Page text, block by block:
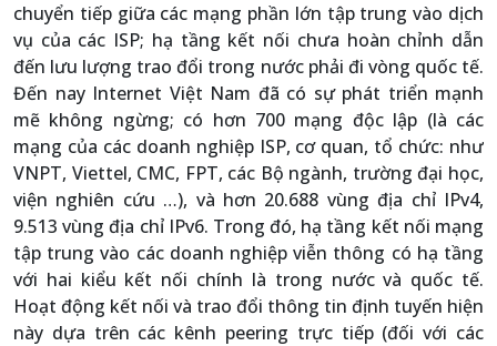
chuyển tiếp giữa các mạng phần lớn tập trung vào dịch
vụ của các ISP; hạ tầng kết nối chưa hoàn chỉnh dẫn
đến lưu lượng trao đổi trong nước phải đi vòng quốc tế.
Đến nay Internet Việt Nam đã có sự phát triển mạnh
mẽ không ngừng; có hơn 700 mạng độc lập (là các
mạng của các doanh nghiệp ISP, cơ quan, tổ chức: như
VNPT, Viettel, CMC, FPT, các Bộ ngành, trường đại học,
viện nghiên cứu …), và hơn 20.688 vùng địa chỉ IPv4,
9.513 vùng địa chỉ IPv6. Trong đó, hạ tầng kết nối mạng
tập trung vào các doanh nghiệp viễn thông có hạ tầng
với hai kiểu kết nối chính là trong nước và quốc tế.
Hoạt động kết nối và trao đổi thông tin định tuyến hiện
này dựa trên các kênh peering trực tiếp (đối với các